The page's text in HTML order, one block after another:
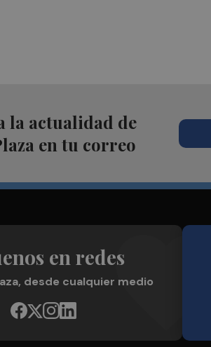
la actualidad de
en tu correo
en redes
desde cualquier medio